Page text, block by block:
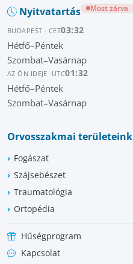
Nyitvatartás Most zárva
BUDAPEST · CET03:32
Hétfő–Péntek
Szombat–Vasárnap
AZ ÖN IDEJE · UTC01:32
Hétfő–Péntek
Szombat–Vasárnap
Orvosszakmai területeink
Fogászat
Szájsebészet
Traumatológia
Ortopédia
Hűségprogram
Kapcsolat